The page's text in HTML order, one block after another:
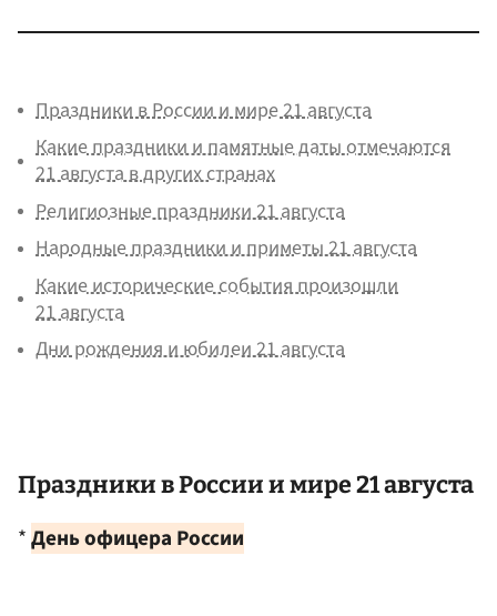
Праздники в России и мире 21 августа
Какие праздники и памятные даты отмечаются
21 августа в других странах
Религиозные праздники 21 августа
Народные праздники и приметы 21 августа
Какие исторические события произошли
21 августа
Дни рождения и юбилеи 21 августа
Праздники в России и мире 21 августа
*День офицера России